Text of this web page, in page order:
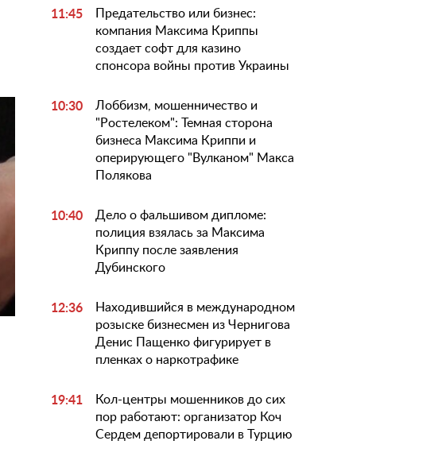
11:45
Предательство или бизнес:
компания Максима Криппы
создает софт для казино
спонсора войны против Украины
10:30
Лоббизм, мошенничество и
"Ростелеком": Темная сторона
бизнеса Максима Криппи и
оперирующего "Вулканом" Макса
Полякова
10:40
Дело о фальшивом дипломе:
полиция взялась за Максима
Криппу после заявления
Дубинского
12:36
Находившийся в международном
розыске бизнесмен из Чернигова
Денис Пащенко фигурирует в
пленках о наркотрафике
19:41
Кол-центры мошенников до сих
пор работают: организатор Коч
Сердем депортировали в Турцию